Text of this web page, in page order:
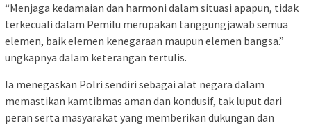
“Menjaga kedamaian dan harmoni dalam situasi apapun, tidak
terkecuali dalam Pemilu merupakan tanggungjawab semua
elemen, baik elemen kenegaraan maupun elemen bangsa.”
ungkapnya dalam keterangan tertulis.
Ia menegaskan Polri sendiri sebagai alat negara dalam
memastikan kamtibmas aman dan kondusif, tak luput dari
peran serta masyarakat yang memberikan dukungan dan